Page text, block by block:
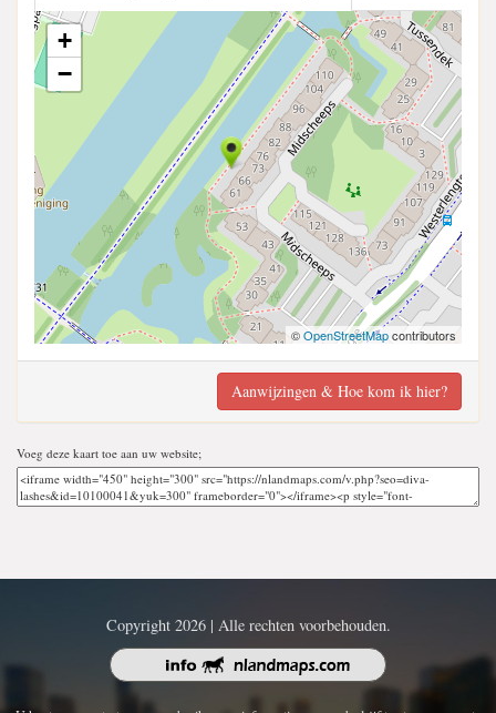
+
−
©OpenStreetMapcontributors
Aanwijzingen & Hoe kom ik hier?
Voeg deze kaart toe aan uw website;
Copyright 2026 | Alle rechten voorbehouden.